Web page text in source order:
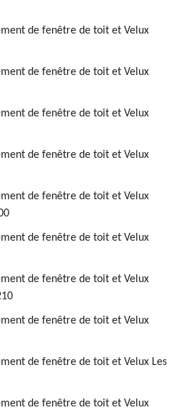
de fenêtre de toit et Velux
de fenêtre de toit et Velux
de fenêtre de toit et Velux
de fenêtre de toit et Velux
de fenêtre de toit et Velux
de fenêtre de toit et Velux
de fenêtre de toit et Velux
de fenêtre de toit et Velux
de fenêtre de toit et Velux Les
de fenêtre de toit et Velux